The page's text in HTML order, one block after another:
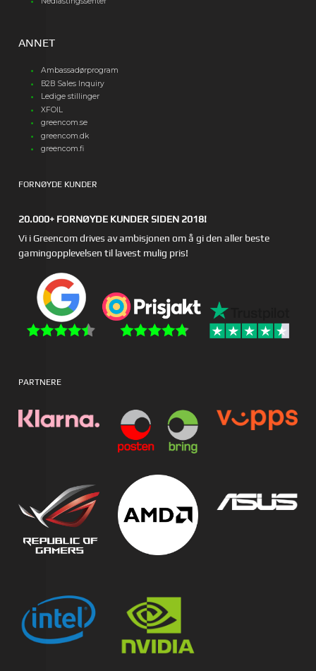
ANNET
Ambassadørprogram
B2B Sales Inquiry
Ledige stillinger
XFOIL
greencom.se
greencom.dk
greencom.fi
FORNØYDE KUNDER
20.000+ FORNØYDE KUNDER SIDEN 2018!
Vi i Greencom drives av ambisjonen om å gi den aller beste
gamingopplevelsen til lavest mulig pris!
PARTNERE